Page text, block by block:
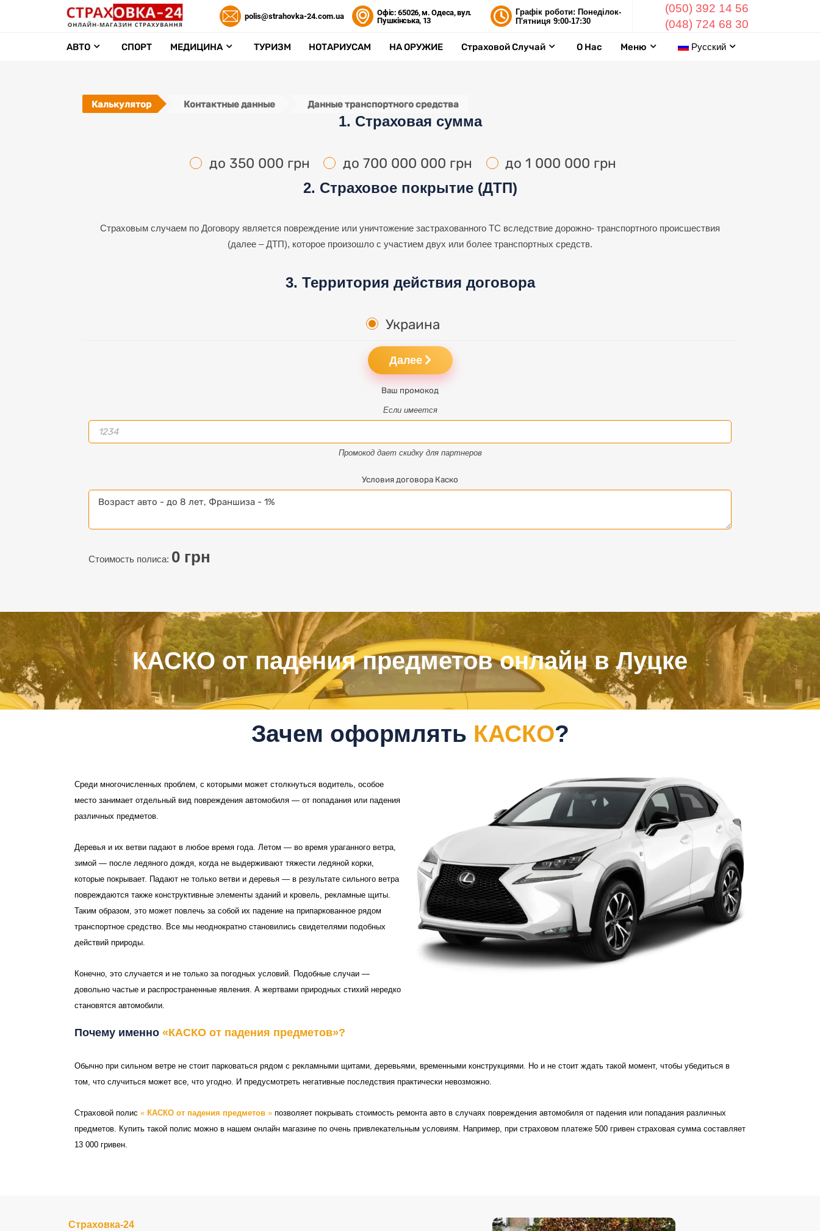
polis@strahovka-24.com.ua
Офіс: 65026, м. Одеса, вул.
Пушкінська, 13
Графік роботи: Понеділок-
П'ятниця 9:00-17:30
(050) 392 14 56
(048) 724 68 30
АВТО СПОРТ МЕДИЦИНА ТУРИЗМ НОТАРИУСАМ НА ОРУЖИЕ Страховой Случай О Нас Меню Русский
Калькулятор Контактные данные Данные транспортного средства
1. Страховая сумма
до 350 000 грн до 700 000 000 грн
до 1 000 000 грн
2. Страховое покрытие (ДТП)
Страховым случаем по Договору является повреждение или уничтожение застрахованного ТС вследствие дорожно- транспортного происшествия
(далее – ДТП), которое произошло с участием двух или более транспортных средств.
3. Территория действия договора
Украина
Далее
Ваш промокод
Если имеется
Промокод дает скидку для партнеров
Условия договора Каско
Стоимость полиса: 0 грн
КАСКО от падения предметов онлайн в Луцке
Зачем оформлять КАСКО?
Среди многочисленных проблем, с которыми может столкнуться водитель, особое
место занимает отдельный вид повреждения автомобиля — от попадания или падения
различных предметов.
Деревья и их ветви падают в любое время года. Летом — во время ураганного ветра,
зимой — после ледяного дождя, когда не выдерживают тяжести ледяной корки,
которые покрывает. Падают не только ветви и деревья — в результате сильного ветра
повреждаются также конструктивные элементы зданий и кровель, рекламные щиты.
Таким образом, это может повлечь за собой их падение на припаркованное рядом
транспортное средство. Все мы неоднократно становились свидетелями подобных
действий природы.
Конечно, это случается и не только за погодных условий. Подобные случаи —
довольно частые и распространенные явления. А жертвами природных стихий нередко
становятся автомобили.
Почему именно «КАСКО от падения предметов»?
Обычно при сильном ветре не стоит парковаться рядом с рекламными щитами, деревьями, временными конструкциями. Но и не стоит ждать такой момент, чтобы убедиться в
том, что случиться может все, что угодно. И предусмотреть негативные последствия практически невозможно.
Страховой полис « КАСКО от падения предметов » позволяет покрывать стоимость ремонта авто в случаях повреждения автомобиля от падения или попадания различных
предметов. Купить такой полис можно в нашем онлайн магазине по очень привлекательным условиям. Например, при страховом платеже 500 гривен страховая сумма составляет
13 000 гривен.
Страховка-24